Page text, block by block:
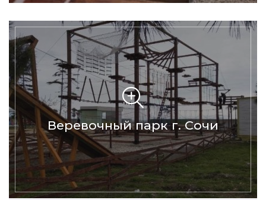
Веревочный парк г. Сочи